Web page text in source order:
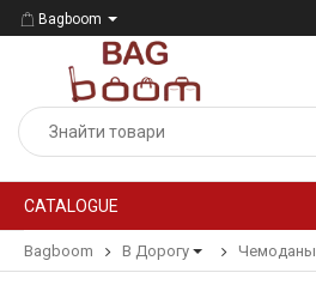
Bagboom
CATALOGUE
Bagboom В Дорогу Чемоданы